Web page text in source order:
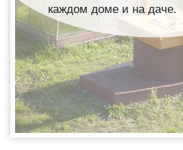
каждом доме и на даче.